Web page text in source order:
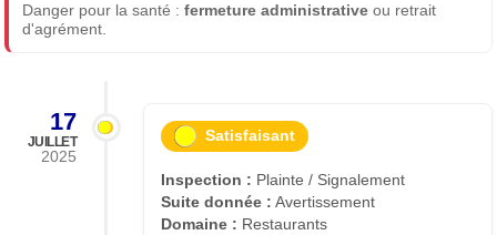
Danger pour la santé :fermeture administrative ou retrait
d'agrément.
17
JUILLET
2025
Satisfaisant
Inspection : Plainte / Signalement
Suite donnée : Avertissement
Domaine : Restaurants